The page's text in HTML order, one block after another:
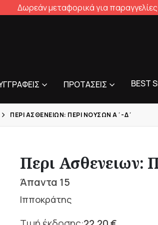
Δωρεάν μεταφορικά για
ΠΡΟΤΆΣΕΙΣ BEST
ΠΕΡΙ ΑΣΘΕΝΕΙΩΝ: ΠΕΡΊ ΝΟΎΣΩΝ Α΄-Δ΄
Περι Ασθενειων:
Άπαντα 15
Ιπποκράτης